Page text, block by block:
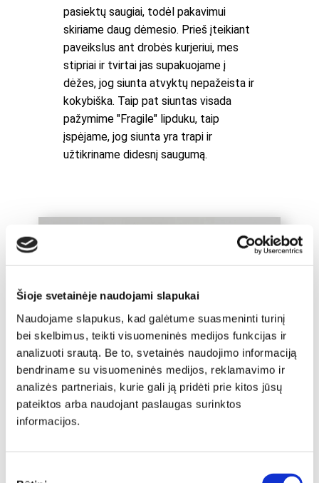
Šioje svetainėje naudojami slapukai
Naudojame slapukus, kad galėtume suasmeninti turinį
bei skelbimus, teikti visuomeninės medijos funkcijas ir
analizuoti srautą. Be to, svetainės naudojimo informaciją
bendriname su visuomeninės medijos, reklamavimo ir
analizės partneriais, kurie gali ją pridėti prie kitos jūsų
pateiktos arba naudojant paslaugas surinktos
informacijos.
pasiektų saugiai, todėl pakavimui
skiriame daug dėmesio. Prieš įteikiant
paveikslus ant drobės kurjeriui, mes
stipriai ir tvirtai jas supakuojame į
dėžes, jog siunta atvyktų nepažeista ir
kokybiška. Taip pat siuntas visada
pažymime "Fragile" lipduku, taip
įspėjame, jog siunta yra trapi ir
užtikriname didesnį saugumą.